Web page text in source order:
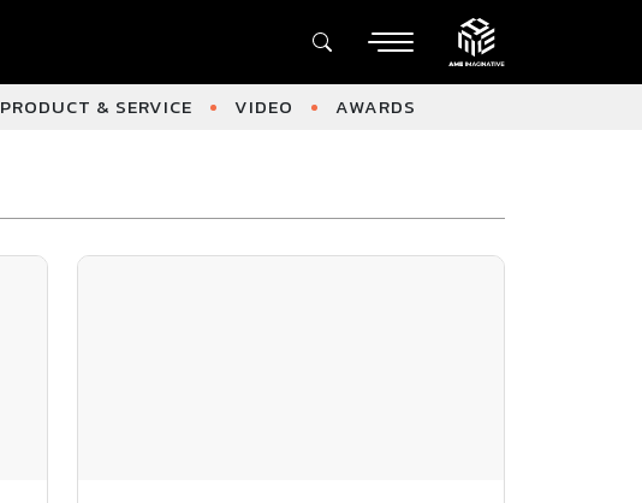
PRODUCT & SERVICE VIDEO AWARDS